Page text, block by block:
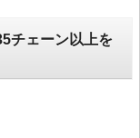
チェーン以上を